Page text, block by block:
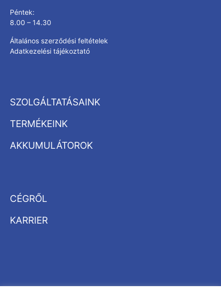
Péntek:
8.00 – 14.30
Általános szerződési feltételek
Adatkezelési tájékoztató
SZOLGÁLTATÁSAINK
TERMÉKEINK
AKKUMULÁTOROK
CÉGRŐL
KARRIER